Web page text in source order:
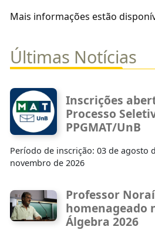
Mais informações estão
Últimas Notícias
Inscrições
Processo
PPGMAT/UnB
Período de inscrição: 03 de agosto
novembro de 2026
Professor
homenageado
Álgebra 2026